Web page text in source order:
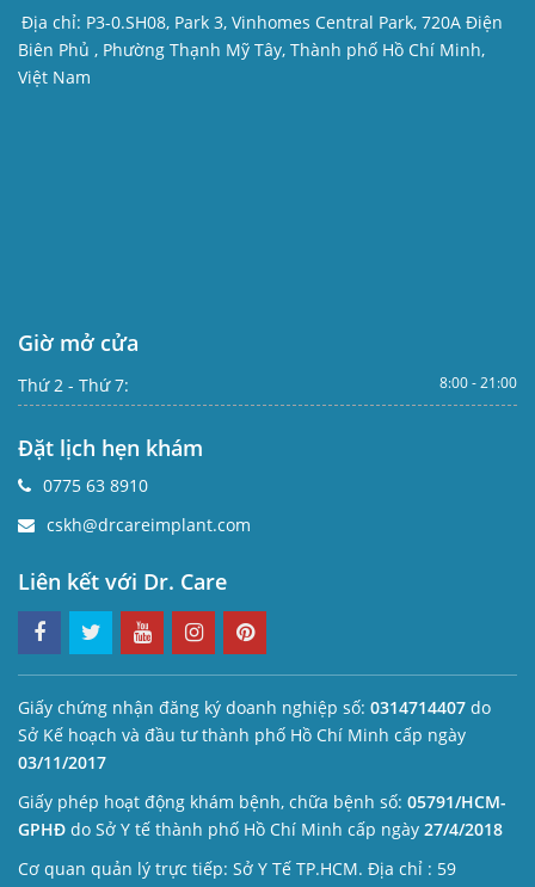
Địa chỉ: P3-0.SH08, Park 3, Vinhomes Central Park, 720A Điện
Biên Phủ , Phường Thạnh Mỹ Tây, Thành phố Hồ Chí Minh,
Việt Nam
Giờ mở cửa
Thứ 2 - Thứ 7: 8:00 - 21:00
Đặt lịch hẹn khám
0775 63 8910
cskh@drcareimplant.com
Liên kết với Dr. Care
Giấy chứng nhận đăng ký doanh nghiệp số: 0314714407 do
Sở Kế hoạch và đầu tư thành phố Hồ Chí Minh cấp ngày
03/11/2017
Giấy phép hoạt động khám bệnh, chữa bệnh số: 05791/HCM-
GPHĐ do Sở Y tế thành phố Hồ Chí Minh cấp ngày 27/4/2018
Cơ quan quản lý trực tiếp: Sở Y Tế TP.HCM. Địa chỉ : 59